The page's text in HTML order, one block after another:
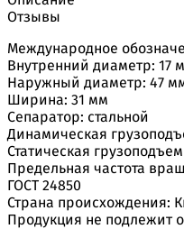
Отзывы
Международное
Внутренний диаметр: 17
Наружный диаметр: 47
Ширина: 31 мм
Сепаратор: стальной
Динамическая
Статическая
Предельная частота
ГОСТ 24850
Страна происхождения:
Продукция не подлежит